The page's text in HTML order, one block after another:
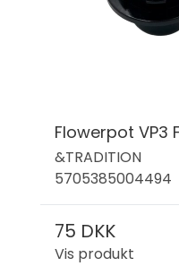
Flowerpot VP3
&TRADITION
5705385004494
75 DKK
Vis produkt